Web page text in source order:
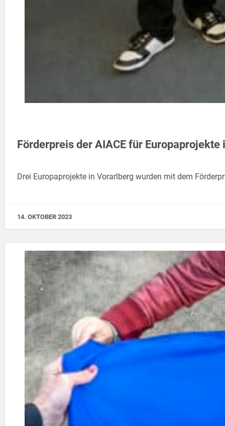
Förderpreis der AIACE für Europaprojekte
Drei Europaprojekte in Vorarlberg wurden mit dem
14. OKTOBER 2023